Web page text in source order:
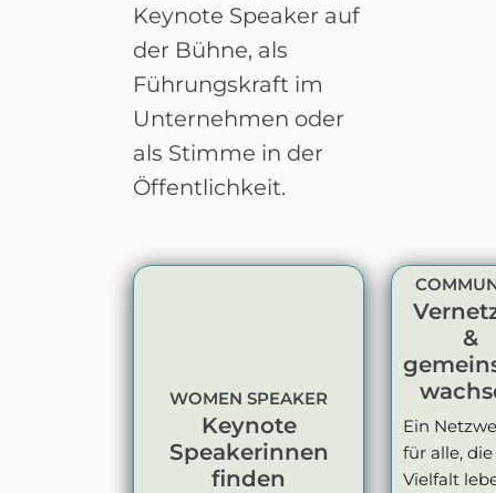
Keynote Speaker auf
der Bühne, als
Führungskraft im
Unternehmen oder
als Stimme in der
Öffentlichkeit.
Keynote
Speakerinnen
finden
WOMEN SPEAKER
Ein
für alle, die
Vielfalt
&